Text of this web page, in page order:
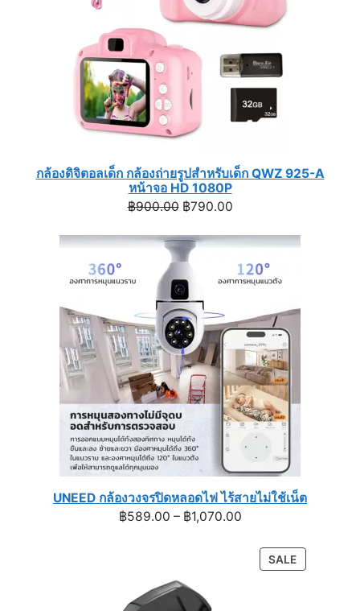
กล้องดิจิตอลเด็ก กล้องถ่ายรูปสำหรับเด็ก QWZ 925-A
หน้าจอ HD 1080P
฿900.00 Original
was:
฿900.00.
฿790.00Current
is:
฿790.00.
UNEED กล้องวงจรปิดหลอดไฟ ไร้สายไม่ใช้เน็ต
฿589.00 – ฿1,070.00Price
฿589.00
through
SALEPRODUCT
ON